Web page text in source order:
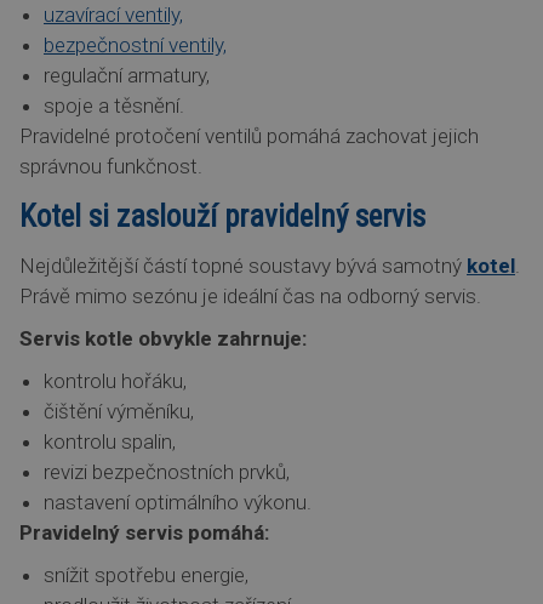
uzavírací ventily,
bezpečnostní ventily,
regulační armatury,
spoje a těsnění.
Pravidelné protočení ventilů pomáhá zachovat jejich
správnou funkčnost.
Kotel si zaslouží pravidelný servis
Nejdůležitější částí topné soustavy bývá samotný kotel
Právě mimo sezónu je ideální čas na odborný servis.
Servis kotle obvykle zahrnuje:
kontrolu hořáku,
čištění výměníku,
kontrolu spalin,
revizi bezpečnostních prvků,
nastavení optimálního výkonu.
Pravidelný servis pomáhá:
snížit spotřebu energie,